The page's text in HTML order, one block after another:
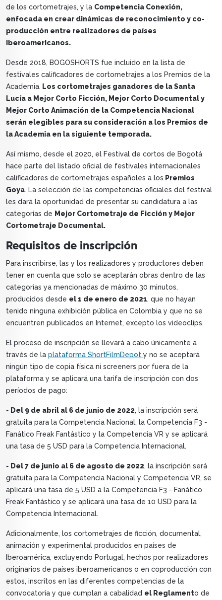
de los cortometrajes, y la Competencia Conexión,
enfocada en crear dinámicas de reconocimiento y co-
producción entre realizadores de países
iberoamericanos.
Desde 2018, BOGOSHORTS fue incluido en la lista de
festivales calificadores de cortometrajes a los Premios de la
Academia. Los cortometrajes ganadores de la Santa
Lucía a Mejor Corto Ficción, Mejor Corto Documental y
Mejor Corto Animación de la Competencia Nacional
serán elegibles para su consideración a los Premios de
la Academia en la siguiente temporada.
Así mismo, desde el 2020, el Festival de cortos de Bogotá
hace parte del listado oficial de festivales internacionales
calificadores de cortometrajes españoles a los Premios
Goya. La selección de las competencias oficiales del festival
les dará la oportunidad de presentar su candidatura a las
categorías de Mejor Cortometraje de Ficción y Mejor
Cortometraje Documental.
Requisitos de inscripción
Para inscribirse, las y los realizadores y productores deben
tener en cuenta que solo se aceptarán obras dentro de las
categorías ya mencionadas de máximo 30 minutos,
producidos desde el 1 de enero de 2021, que no hayan
tenido ninguna exhibición pública en Colombia y que no se
encuentren publicados en Internet, excepto los videoclips.
El proceso de inscripción se llevará a cabo únicamente a
través de la plataforma ShortFilmDepot y no se aceptará
ningún tipo de copia física ni screeners por fuera de la
plataforma y se aplicará una tarifa de inscripción con dos
períodos de pago:
- Del 9 de abril al 6 de junio de 2022, la inscripción será
gratuita para la Competencia Nacional, la Competencia F3 -
Fanático Freak Fantástico y la Competencia VR y se aplicará
una tasa de 5 USD para la Competencia Internacional.
- Del 7 de junio al 6 de agosto de 2022, la inscripción será
gratuita para la Competencia Nacional y Competencia VR, se
aplicará una tasa de 5 USD a la Competencia F3 - Fanático
Freak Fantástico y se aplicará una tasa de 10 USD para la
Competencia Internacional.
Adicionalmente, los cortometrajes de ficción, documental,
animación y experimental producidos en países de
Iberoamérica, excluyendo Portugal, hechos por realizadores
originarios de países iberoamericanos o en coproducción con
estos, inscritos en las diferentes competencias de la
convocatoria y que cumplan a cabalidad el Reglamento de